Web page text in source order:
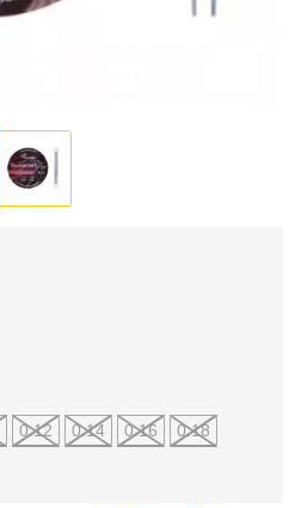
0.12 0.14 0.16
0.18